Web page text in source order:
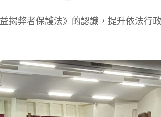
揭弊者保護法》的認識，提升依法行